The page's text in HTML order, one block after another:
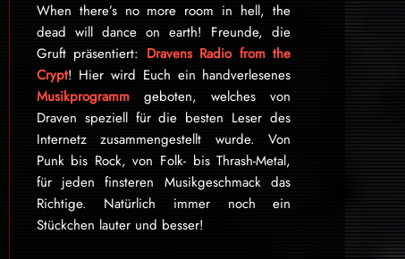
When there’s no more room in hell, the
dead will dance on earth! Freunde, die
Gruft präsentiert: Dravens Radio from the
Crypt! Hier wird Euch ein handverlesenes
Musikprogrammgeboten, welches von
Draven speziell für die besten Leser des
Internetz zu­sammen­ge­stellt wurde. Von
Punk bis Rock, von Folk- bis Thrash-Metal,
für je­den finsteren Mu­sik­ge­schmack das
Rich­tige. Natürlich immer noch ein
Stückchen lauter und besser!